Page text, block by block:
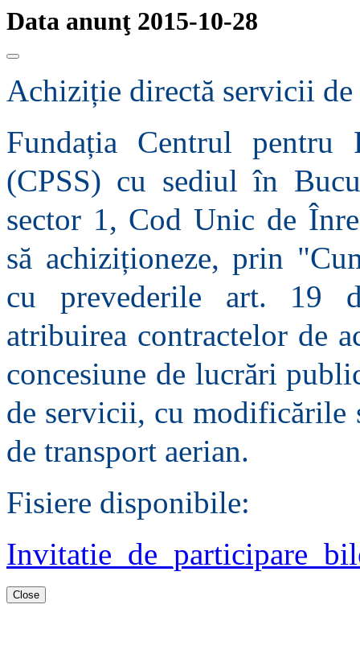
Data anunţ 2015-10-28
Achiziție directă servicii
Fundația Centrul
(CPSS) cu sediul în
sector 1, Cod Unic de
să achiziționeze, prin
cu prevederile art. 19
atribuirea contractelor de
concesiune de lucrări
de servicii, cu modificările
de transport aerian.
Fisiere disponibile:
Close